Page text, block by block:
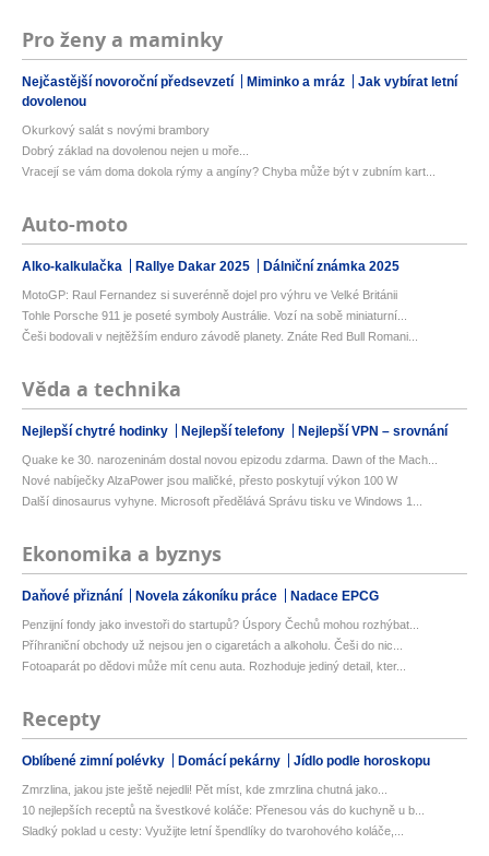
Pro ženy a maminky
Nejčastější novoroční předsevzetí Miminko a mráz
Jak vybírat letní
dovolenou
Okurkový salát s novými brambory
Dobrý základ na dovolenou nejen u moře...
Vracejí se vám doma dokola rýmy a angíny? Chyba může být v zubním kart...
Auto-moto
Alko-kalkulačka Rallye Dakar 2025 Dálniční známka 2025
MotoGP: Raul Fernandez si suverénně dojel pro výhru ve Velké Británii
Tohle Porsche 911 je poseté symboly Austrálie. Vozí na sobě miniaturní...
Češi bodovali v nejtěžším enduro závodě planety. Znáte Red Bull Romani...
Věda a technika
Nejlepší chytré hodinky Nejlepší telefony Nejlepší VPN – srovnání
Quake ke 30. narozeninám dostal novou epizodu zdarma. Dawn of the Mach...
Nové nabíječky AlzaPower jsou maličké, přesto poskytují výkon 100 W
Další dinosaurus vyhyne. Microsoft předělává Správu tisku ve Windows 1...
Ekonomika a byznys
Daňové přiznání Novela zákoníku práce Nadace EPCG
Penzijní fondy jako investoři do startupů? Úspory Čechů mohou rozhýbat...
Příhraniční obchody už nejsou jen o cigaretách a alkoholu. Češi do nic...
Fotoaparát po dědovi může mít cenu auta. Rozhoduje jediný detail, kter...
Recepty
Oblíbené zimní polévky Domácí pekárny Jídlo podle horoskopu
Zmrzlina, jakou jste ještě nejedli! Pět míst, kde zmrzlina chutná jako...
10 nejlepších receptů na švestkové koláče: Přenesou vás do kuchyně u b...
Sladký poklad u cesty: Využijte letní špendlíky do tvarohového koláče,...